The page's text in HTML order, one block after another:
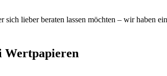
sich lieber beraten lassen möchten – wir haben
Wertpapieren